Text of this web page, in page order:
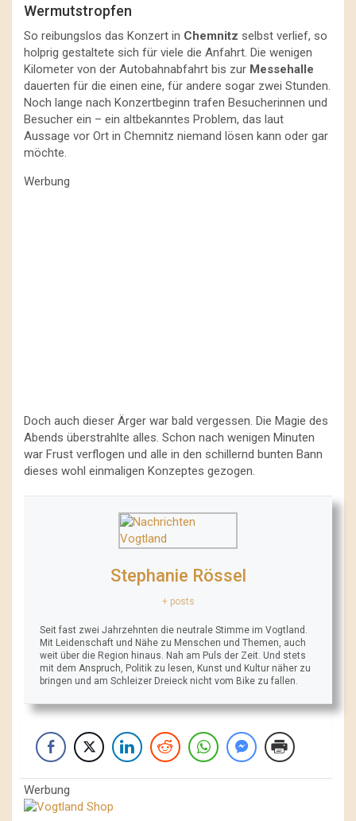
Wermutstropfen
So reibungslos das Konzert in Chemnitz selbst verlief, so
holprig gestaltete sich für viele die Anfahrt. Die wenigen
Kilometer von der Autobahnabfahrt bis zur Messehalle
dauerten für die einen eine, für andere sogar zwei Stunden.
Noch lange nach Konzertbeginn trafen Besucherinnen und
Besucher ein – ein altbekanntes Problem, das laut
Aussage vor Ort in Chemnitz niemand lösen kann oder gar
möchte.
Werbung
Doch auch dieser Ärger war bald vergessen. Die Magie des
Abends überstrahlte alles. Schon nach wenigen Minuten
war Frust verflogen und alle in den schillernd bunten Bann
dieses wohl einmaligen Konzeptes gezogen.
Stephanie Rössel
+ posts
Seit fast zwei Jahrzehnten die neutrale Stimme im Vogtland.
Mit Leidenschaft und Nähe zu Menschen und Themen, auch
weit über die Region hinaus. Nah am Puls der Zeit. Und stets
mit dem Anspruch, Politik zu lesen, Kunst und Kultur näher zu
bringen und am Schleizer Dreieck nicht vom Bike zu fallen.
Werbung